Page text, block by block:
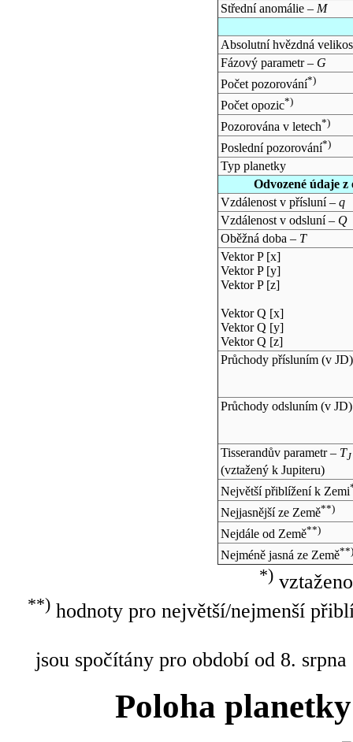
Střední anomálie – M
Absolutní hvězdná
Fázový parametr – G
Počet pozorování*)
Počet opozic*)
Pozorována v letech*)
Poslední pozorování*)
Typ planetky
Odvozené údaje
Vzdálenost v přísluní – q
Vzdálenost v odsluní – Q
Oběžná doba – T
Vektor P [x]
Vektor P [y]
Vektor P [z]
Vektor Q [x]
Vektor Q [y]
Vektor Q [z]
Průchody přísluním (v JD)
Průchody odsluním (v JD)
Tisserandův parametr – TJ
(vztažený k Jupiteru)
Největší přiblížení k Zemi
Nejjasnější ze Země**)
Nejdále od Země**)
Nejméně jasná ze Země**)
*)
**)hodnoty pro největší/nejmenší
jsou spočítány pro období od 8.
Poloha